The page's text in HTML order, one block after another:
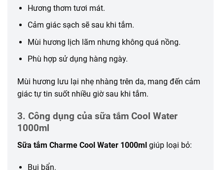
Hương thơm tươi mát.
Cảm giác sạch sẽ sau khi tắm.
Mùi hương lịch lãm nhưng không quá nồng.
Phù hợp sử dụng hàng ngày.
Mùi hương lưu lại nhẹ nhàng trên da, mang đến cảm
giác tự tin suốt nhiều giờ sau khi tắm.
3. Công dụng của sữa tắm Cool Water
1000ml
Sữa tắm Charme Cool Water 1000ml giúp loại bỏ:
Bụi bẩn.